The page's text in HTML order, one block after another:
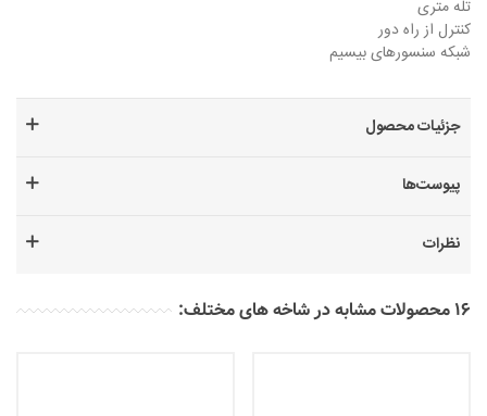
تله متری
کنترل از راه دور
شبکه سنسورهای بیسیم
جزئیات محصول
پیوست‌ها
نظرات
16 محصولات مشابه در شاخه های مختلف: